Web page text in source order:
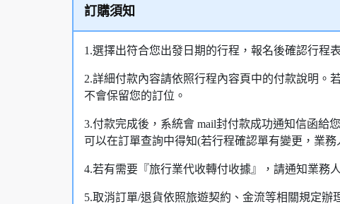
訂購須知
1.選擇出符合您出發日期的行程，報名後確認行程
2.詳細付款內容請依照行程內容頁中的付款說明。
不會保留您的訂位。
3.付款完成後，系統會 mail封付款成功通知信函給
可以在訂單查詢中得知(若行程確認單有變更，業務
4.若有需要『旅行業代收轉付收據』，請通知業務
5.取消訂單/退貨依照旅遊契約、金流等相關規定辦